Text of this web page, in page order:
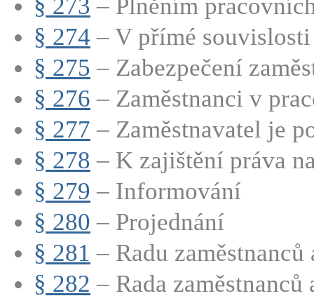
§ 273 – Plněním
§ 274 – V přímé
§ 275 – Zabezpečení
§ 276 – Zaměstnanci v
§ 277 – Zaměstnavatel je
§ 278 – K zajištění práva
§ 279 – Informování
§ 280 – Projednání
§ 281 – Radu zaměstnanců
§ 282 – Rada zaměstnanců